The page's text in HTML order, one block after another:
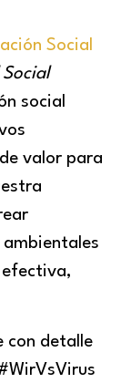
Social
social
valor para
con detalle